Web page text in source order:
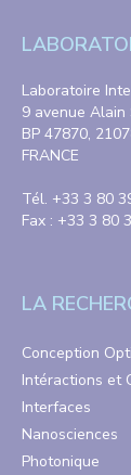
Laboratoire
9 avenue Alain
BP 47870,
FRANCE
Tél. +33 3 80
Fax : +33 3 80
LA
Conception
Intéractions et
Interfaces
Nanosciences
Photonique